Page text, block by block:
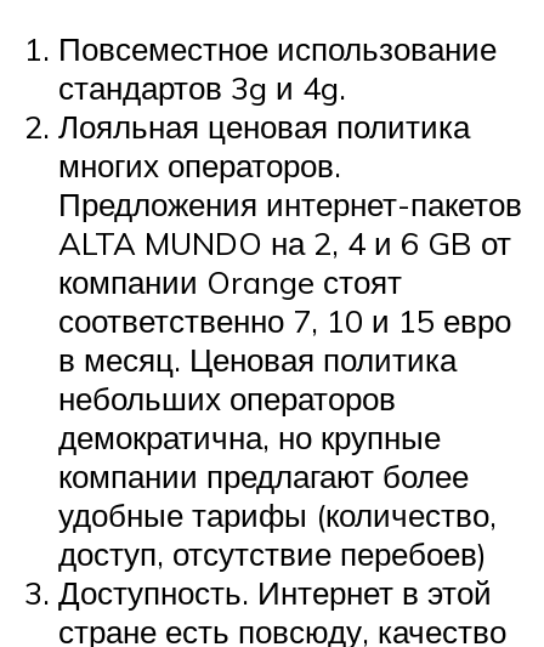
Повсеместное использование
стандартов 3g и 4g.
Лояльная ценовая политика
многих операторов.
Предложения интернет-пакетов
ALTA MUNDO на 2, 4 и 6 GB от
компании Orange стоят
соответственно 7, 10 и 15 евро
в месяц. Ценовая политика
небольших операторов
демократична, но крупные
компании предлагают более
удобные тарифы (количество,
доступ, отсутствие перебоев)
Доступность. Интернет в этой
стране есть повсюду, качество